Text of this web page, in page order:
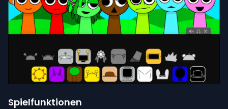
Spielfunktionen